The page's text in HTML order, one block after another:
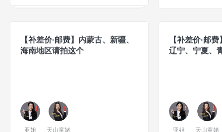
【补差价·邮费】内蒙古、新疆、
海南地区请拍这个
亚姐 天山童姥
【补差价·邮
辽宁、宁夏、
亚姐 天山童姥